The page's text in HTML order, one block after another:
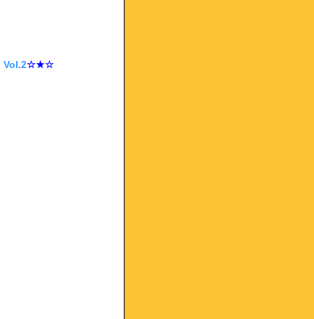
Vol.2☆★☆